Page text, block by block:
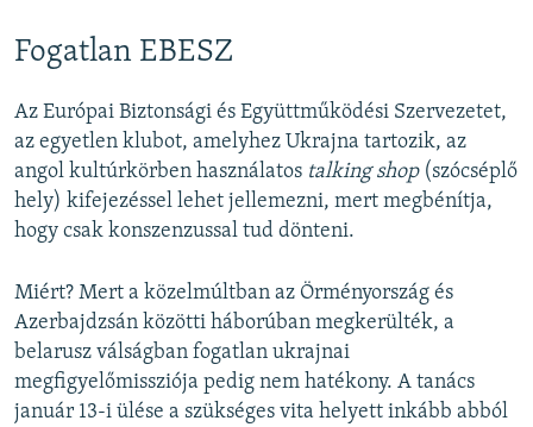
Fogatlan EBESZ
Az Európai Biztonsági és Együttműködési Szervezetet,
az egyetlen klubot, amelyhez Ukrajna tartozik, az
angol kultúrkörben használatos talking shop (szócséplő
hely) kifejezéssel lehet jellemezni, mert megbénítja,
hogy csak konszenzussal tud dönteni.
Miért? Mert a közelmúltban az Örményország és
Azerbajdzsán közötti háborúban megkerülték, a
belarusz válságban fogatlan ukrajnai
megfigyelőmissziója pedig nem hatékony. A tanács
január 13-i ülése a szükséges vita helyett inkább abból